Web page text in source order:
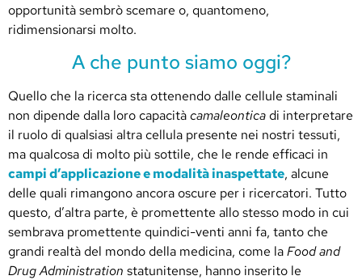
opportunità sembrò scemare o, quantomeno,
ridimensionarsi molto.
A che punto siamo oggi?
Quello che la ricerca sta ottenendo dalle cellule staminali
non dipende dalla loro capacitàcamaleonticadi interpretare
il ruolo di qualsiasi altra cellula presente nei nostri tessuti,
ma qualcosa di molto più sottile, che le rende efficaci in
campi d’applicazione e modalità inaspettate, alcune
delle quali rimangono ancora oscure per i ricercatori. Tutto
questo, d’altra parte, è promettente allo stesso modo in cui
sembrava promettente quindici-venti anni fa, tanto che
grandi realtà del mondo della medicina, come laFood and
Drug Administration statunitense, hanno inserito le